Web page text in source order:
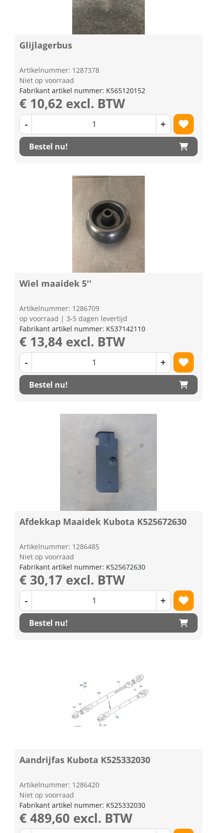
Glijlagerbus
Artikelnummer: 1287378
Niet op voorraad
Fabrikant artikel nummer: K565120152
€ 10,62 excl. BTW
- +
Bestel nu!
Wiel maaidek 5''
Artikelnummer: 1286709
op voorraad | 3-5 dagen levertijd
Fabrikant artikel nummer: K537142110
€ 13,84 excl. BTW
- +
Bestel nu!
Afdekkap Maaidek Kubota K525672630
Artikelnummer: 1286485
Niet op voorraad
Fabrikant artikel nummer: K525672630
€ 30,17 excl. BTW
- +
Bestel nu!
Aandrijfas Kubota K525332030
Artikelnummer: 1286420
Niet op voorraad
Fabrikant artikel nummer: K525332030
€ 489,60 excl. BTW